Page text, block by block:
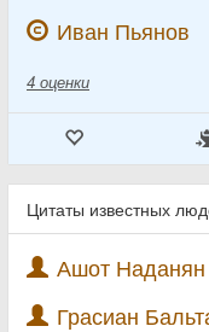
Иван Пьянов
4 оценки
Цитаты известных
Ашот Наданян
Грасиан